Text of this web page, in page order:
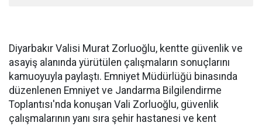
Diyarbakır Valisi Murat Zorluoğlu, kentte güvenlik ve
asayiş alanında yürütülen çalışmaların sonuçlarını
kamuoyuyla paylaştı. Emniyet Müdürlüğü binasında
düzenlenen Emniyet ve Jandarma Bilgilendirme
Toplantısı'nda konuşan Vali Zorluoğlu, güvenlik
çalışmalarının yanı sıra şehir hastanesi ve kent